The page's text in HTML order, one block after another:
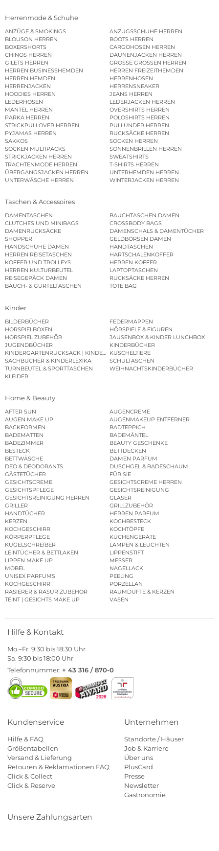
Herrenmode & Schuhe
ANZÜGE & SMOKINGS
ANZUGSSCHUHE HERREN
BLOUSON HERREN
BOOTS HERREN
BOXERSHORTS
CARGOHOSEN HERREN
CHINOS HERREN
DAUNENJACKEN HERREN
GILETS HERREN
GROSSE GRÖSSEN HERREN
HERREN BUSINESSHEMDEN
HERREN FREIZEITHEMDEN
HERREN HEMDEN
HERRENHOSEN
HERRENJACKEN
HERRENSNEAKER
HOODIES HERREN
JEANS HERREN
LEDERHOSEN
LEDERJACKEN HERREN
MÄNTEL HERREN
OVERSHIRTS HERREN
PARKA HERREN
POLOSHIRTS HERREN
STRICKPULLOVER HERREN
PULLUNDER HERREN
PYJAMAS HERREN
RUCKSÄCKE HERREN
SAKKOS
SOCKEN HERREN
SOCKEN MULTIPACKS
SONNENBRILLEN HERREN
STRICKJACKEN HERREN
SWEATSHIRTS
TRACHTENMODE HERREN
T-SHIRTS HERREN
ÜBERGANGSJACKEN HERREN
UNTERHEMDEN HERREN
UNTERWÄSCHE HERREN
WINTERJACKEN HERREN
Taschen & Accessoires
DAMENTASCHEN
BAUCHTASCHEN DAMEN
CLUTCHES UND MINIBAGS
CROSSBODY BAGS
DAMENRUCKSÄCKE
DAMENSCHALS & DAMENTÜCHER
SHOPPER
GELDBÖRSEN DAMEN
HANDSCHUHE DAMEN
HANDTASCHEN
HERREN REISETASCHEN
HARTSCHALENKOFFER
KOFFER UND TROLLEYS
HERREN KOFFER
HERREN KULTURBEUTEL
LAPTOPTASCHEN
REISEGEPÄCK DAMEN
RUCKSÄCKE HERREN
BAUCH- & GÜRTELTASCHEN
TOTE BAG
Kinder
BILDERBÜCHER
FEDERMAPPEN
HÖRSPIELBOXEN
HÖRSPIELE & FIGUREN
HÖRSPIEL ZUBEHÖR
JAUSENBOX & KINDER LUNCHBOX
JUGENDBÜCHER
KINDERBÜCHER
KINDERGARTENRUCKSACK | KINDERGARTENBEUTEL
KUSCHELTIERE
SACHBÜCHER & KINDERLEXIKA
SCHULTASCHEN
TURNBEUTEL & SPORTTASCHEN
WEIHNACHTSKINDERBÜCHER
KLEIDER
Home & Beauty
AFTER SUN
AUGENCREME
AUGEN MAKE UP
AUGENMAKEUP ENTFERNER
BACKFORMEN
BADTEPPICH
BADEMATTEN
BADEMÄNTEL
BADEZIMMER
BEAUTY GESCHENKE
BESTECK
BETTDECKEN
BETTWÄSCHE
DAMEN PARFUM
DEO & DEODORANTS
DUSCHGEL & BADESCHAUM
GÄSTETÜCHER
FÜR SIE
GESICHTSCREME
GESICHTSCREME HERREN
GESICHTSPFLEGE
GESICHTSREINIGUNG
GESICHTSREINIGUNG HERREN
GLÄSER
GRILLER
GRILLZUBEHÖR
HANDTÜCHER
HERREN PARFUM
KERZEN
KOCHBESTECK
KOCHGESCHIRR
KOCHTÖPFE
KÖRPERPFLEGE
KÜCHENGERÄTE
KUGELSCHREIBER
LAMPEN & LEUCHTEN
LEINTÜCHER & BETTLAKEN
LIPPENSTIFT
LIPPEN MAKE UP
MESSER
MÖBEL
NAGELLACK
UNISEX PARFUMS
PEELING
KOCHGESCHIRR
PORZELLAN
RASIERER & RASUR ZUBEHÖR
RAUMDÜFTE & KERZEN
TEINT | GESICHTS MAKE UP
VASEN
Hilfe & Kontakt
Mo.–Fr. 9:30 bis 18:30 Uhr
Sa. 9:30 bis 18:00 Uhr
Telefonnummer: + 43 316 / 870-0
Kundenservice
Hilfe & FAQ
Größentabellen
Versand & Lieferung
Retouren & Reklamationen FAQ
Click & Collect
Click & Reserve
Unternehmen
Standorte / Häuser
Job & Karriere
Über uns
PlusCard
Presse
Newsletter
Gastronomie
Unsere Zahlungsarten